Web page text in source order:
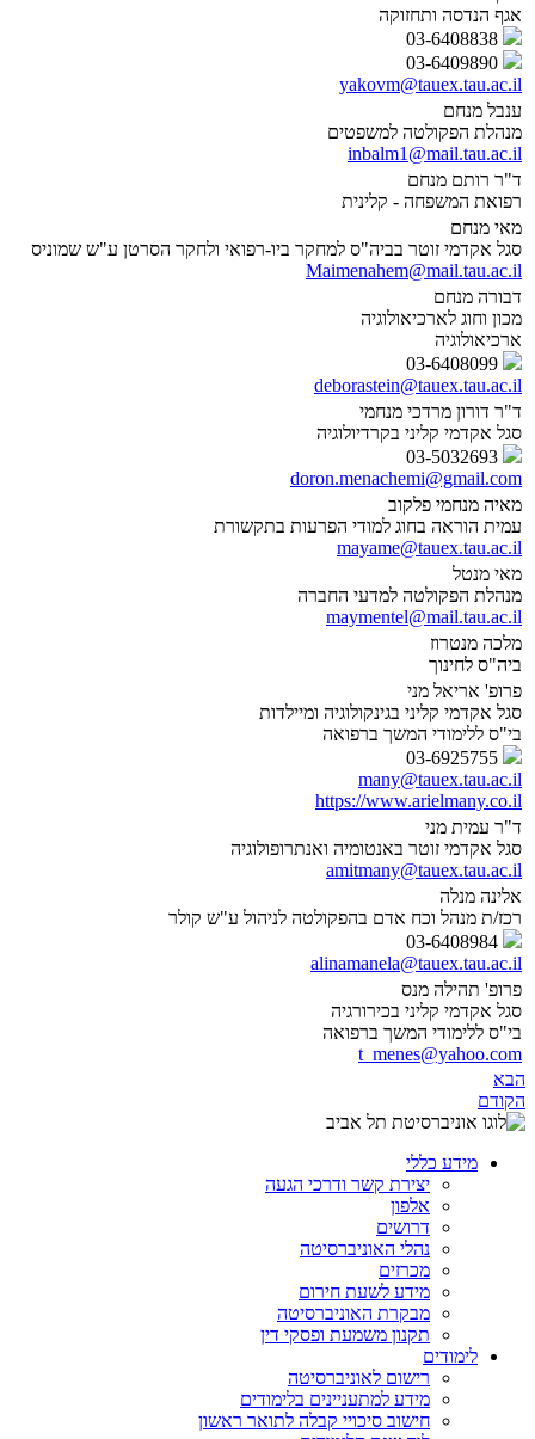
אגף הנדסה ותחזוקה
yakovm@tauex.tau.ac.il
ענבל מנחם
מנהלת הפקולטה למשפטים
inbalm1@mail.tau.ac.il
ד"ר רותם מנחם
רפואת המשפחה - קלינית
מאי מנחם
סגל אקדמי זוטר בביה"ס למחקר ביו-רפואי ולחקר הסרטן ע"ש שמוניס
Maimenahem@mail.tau.ac.il
דבורה מנחם
מכון וחוג לארכיאולוגיה
ארכיאולוגיה
deborastein@tauex.tau.ac.il
ד"ר דורון מרדכי מנחמי
סגל אקדמי קליני בקרדיולוגיה
doron.menachemi@gmail.com
מאיה מנחמי פלקוב
עמית הוראה בחוג למודי הפרעות בתקשורת
mayame@tauex.tau.ac.il
מאי מנטל
מנהלת הפקולטה למדעי החברה
maymentel@mail.tau.ac.il
מלכה מנטרוז
ביה"ס לחינוך
פרופ' אריאל מני
סגל אקדמי קליני בגינקולוגיה ומיילדות
בי"ס ללימודי המשך ברפואה
many@tauex.tau.ac.il
https://www.arielmany.co.il
ד"ר עמית מני
סגל אקדמי זוטר באנטומיה ואנתרופולוגיה
amitmany@tauex.tau.ac.il
אלינה מנלה
רכז/ת מנהל וכח אדם בהפקולטה לניהול ע"ש קולר
alinamanela@tauex.tau.ac.il
פרופ' תהילה מנס
סגל אקדמי קליני בכירורגיה
בי"ס ללימודי המשך ברפואה
t_menes@yahoo.com
הבא
הקודם
מידע כללי
יצירת קשר ודרכי הגעה
אלפון
דרושים
נהלי האוניברסיטה
מכרזים
מידע לשעת חירום
מבקרת האוניברסיטה
תקנון משמעת ופסקי דין
לימודים
רישום לאוניברסיטה
מידע למתעניינים בלימודים
חישוב סיכויי קבלה לתואר ראשון